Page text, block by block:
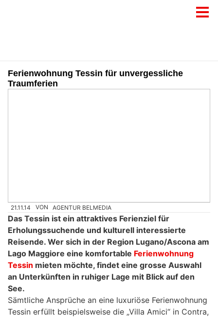
Ferienwohnung Tessin für unvergessliche
Traumferien
21.11.14 VON AGENTUR BELMEDIA
Das Tessin ist ein attraktives Ferienziel für
Erholungssuchende und kulturell interessierte
Reisende. Wer sich in der Region Lugano/Ascona am
Lago Maggiore eine komfortable Ferienwohnung
Tessin mieten möchte, findet eine grosse Auswahl
an Unterkünften in ruhiger Lage mit Blick auf den
See.
Sämtliche Ansprüche an eine luxuriöse Ferienwohnung
Tessin erfüllt beispielsweise die „Villa Amici“ in Contra,